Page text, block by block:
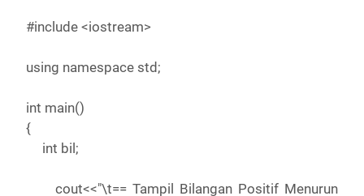
#include <iostream>
using namespace std;
int main()
{
int bil;
cout<<"\t== Tampil Bilangan Positif Menurun